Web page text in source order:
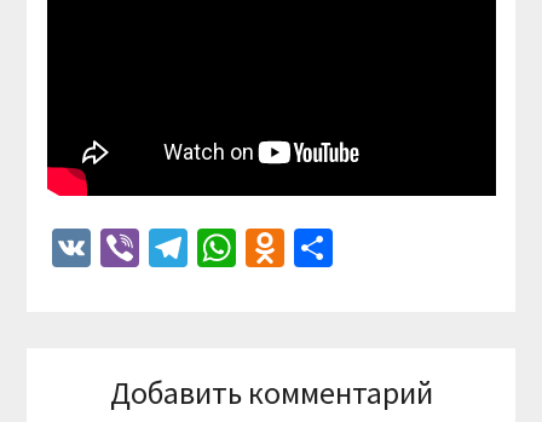
VKViberTelegram
WhatsApp
Odnoklassniki
Отправить
Добавить комментарий